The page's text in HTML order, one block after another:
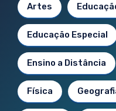
Artes
Educação Especial
Ensino a Distância
Física